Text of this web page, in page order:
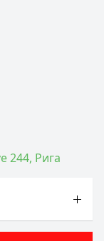
244, Рига